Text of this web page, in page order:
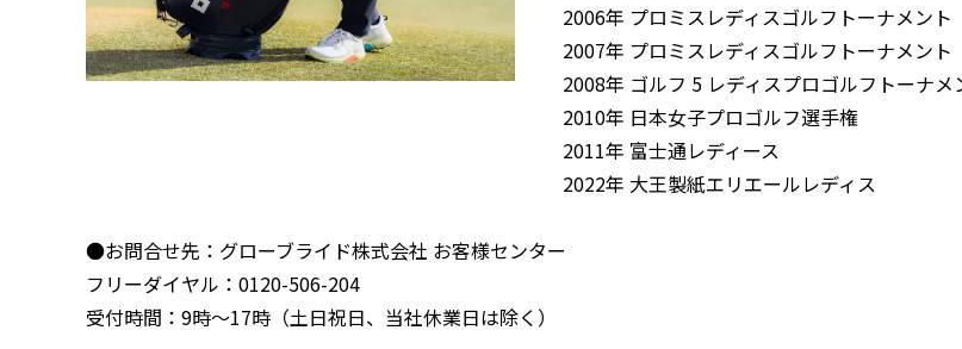
2006年 プロミスレディスゴルフトーナメント
2007年 プロミスレディスゴルフトーナメント
2008年 ゴルフ 5 レディスプロゴルフトーナメ
2010年 日本女子プロゴルフ選手権
2011年 富士通レディース
2022年 大王製紙エリエールレディス
●お問合せ先：グローブライド株式会社 お客様センター
フリーダイヤル：0120-506-204
受付時間：9時～17時（土日祝日、当社休業日は除く）